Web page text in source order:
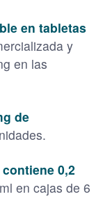
en tabletas
y
en las
de
0,2
en cajas de 6